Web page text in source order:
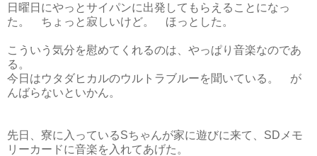
日曜日にやっとサイパンに出発してもらえることになっ
た。 ちょっと寂しいけど。 ほっとした。
こういう気分を慰めてくれるのは、やっぱり音楽なのであ
る。
今日はウタダヒカルのウルトラブルーを聞いている。 が
んばらないといかん。
先日、寮に入っているSちゃんが家に遊びに来て、SDメモ
リーカードに音楽を入れてあげた。